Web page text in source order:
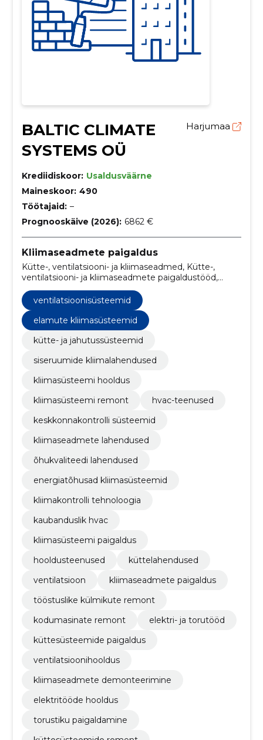
BALTIC CLIMATE
SYSTEMS OÜ
Harjumaa
Krediidiskoor: Usaldusväärne
Maineskoor: 490
Töötajaid: –
Prognooskäive (2026): 6862 €
Kliimaseadmete paigaldus
Kütte-, ventilatsiooni- ja kliimaseadmed, Kütte-,
ventilatsiooni- ja kliimaseadmete paigaldustööd,
ventilatsioonisüsteemid, kütte- ja jahutussüsteemid,
siseruumide kliimalahendused, kliimasüsteemi
hooldus, kliimasüsteemi remont, HVAC-teenused,
keskkonnakontrolli süsteemid, kliimaseadmete
lahendused
ventilatsioonisüsteemid
elamute kliimasüsteemid
kütte- ja jahutussüsteemid
siseruumide kliimalahendused
kliimasüsteemi hooldus
kliimasüsteemi remont
hvac-teenused
keskkonnakontrolli süsteemid
kliimaseadmete lahendused
õhukvaliteedi lahendused
energiatõhusad kliimasüsteemid
kliimakontrolli tehnoloogia
kaubanduslik hvac
kliimasüsteemi paigaldus
hooldusteenused
küttelahendused
ventilatsioon
kliimaseadmete paigaldus
tööstuslike külmikute remont
kodumasinate remont
elektri- ja torutööd
küttesüsteemide paigaldus
ventilatsioonihooldus
kliimaseadmete demonteerimine
elektritööde hooldus
torustiku paigaldamine